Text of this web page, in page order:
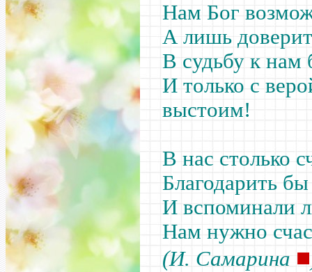
Нам Бог
А лишь
В судьбу к нам
И только с
выстоим!
В нас столько
Благодарить
И вспоминали
Нам нужно
(И. Самарина ■